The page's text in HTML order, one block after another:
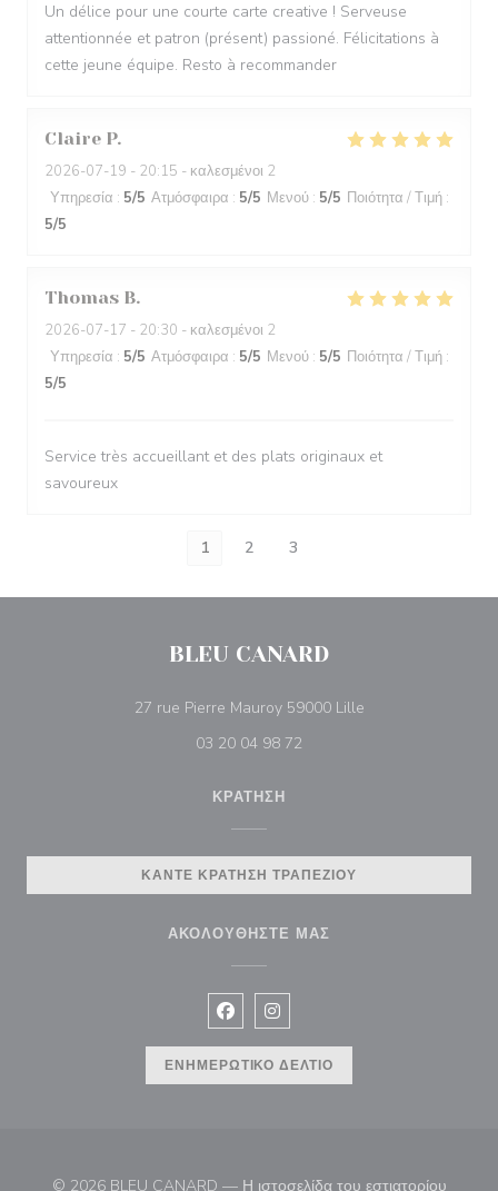
Un délice pour une courte carte creative ! Serveuse
attentionnée et patron (présent) passioné. Félicitations à
cette jeune équipe. Resto à recommander
Claire P
2026-07-19 - 20:15 - καλεσμένοι 2
Υπηρεσία : 5/5 Ατμόσφαιρα : 5/5 Μενού : 5/5 Ποιότητα / Τιμή :
5/5
Thomas B
2026-07-17 - 20:30 - καλεσμένοι 2
Υπηρεσία : 5/5 Ατμόσφαιρα : 5/5 Μενού : 5/5 Ποιότητα / Τιμή :
5/5
Service très accueillant et des plats originaux et
savoureux
1 2 3
BLEU CANARD
27 rue Pierre Mauroy 59000 Lille((ανοίγει σε νέο
03 20 04 98 72
ΚΡΆΤΗΣΗ
ΚΆΝΤΕ ΚΡΆΤΗΣΗ ΤΡΑΠΕΖΙΟΎ
ΑΚΟΛΟΥΘΉΣΤΕ ΜΑΣ
Facebook ((ανοίγει σε νέο
Instagram ((ανοίγει σε νέο
ΕΝΗΜΕΡΩΤΙΚΌ ΔΕΛΤΊΟ
© 2026 BLEU CANARD — Η ιστοσελίδα του εστιατορίου